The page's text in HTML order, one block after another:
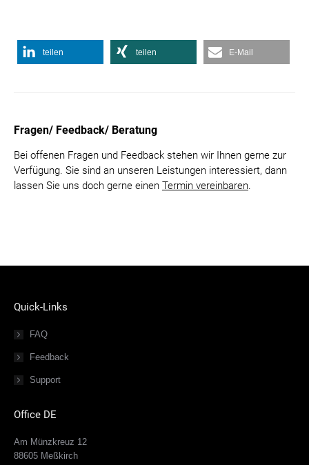
teilen teilen E-Mail
Fragen/ Feedback/ Beratung
Bei offenen Fragen und Feedback stehen wir Ihnen gerne zur
Verfügung. Sie sind an unseren Leistungen interessiert, dann
lassen Sie uns doch gerne einen Termin vereinbaren.
Quick-Links
FAQ
Feedback
Support
Office DE
Am Münzkreuz 12
88605 Meßkirch